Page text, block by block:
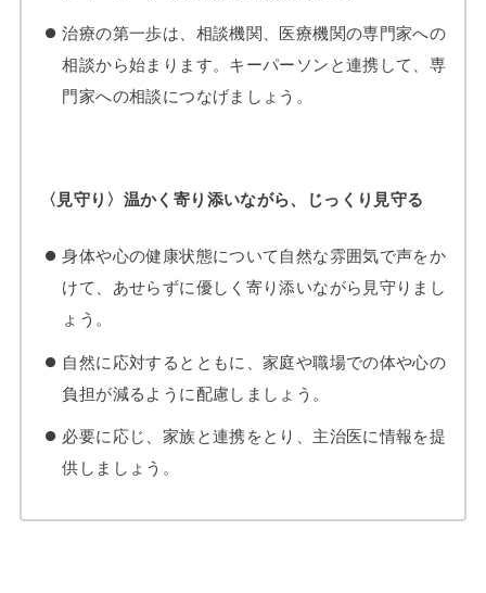
治療の第一歩は、相談機関、医療機関の専門家への
相談から始まります。キーパーソンと連携して、専
門家への相談につなげましょう。
〈見守り〉温かく寄り添いながら、じっくり見守る
身体や心の健康状態について自然な雰囲気で声をか
けて、あせらずに優しく寄り添いながら見守りまし
ょう。
自然に応対するとともに、家庭や職場での体や心の
負担が減るように配慮しましょう。
必要に応じ、家族と連携をとり、主治医に情報を提
供しましょう。